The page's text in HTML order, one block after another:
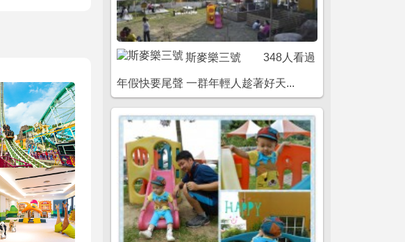
斯麥樂三號 348人看過
年假快要尾聲 一群年輕人趁著好天...